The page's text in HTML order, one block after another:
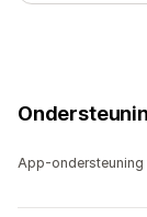
App-ondersteuning